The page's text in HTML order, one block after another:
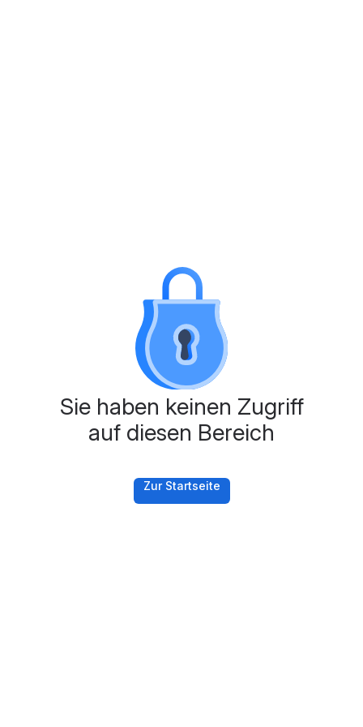
Sie haben keinen Zugriff
auf diesen Bereich
Zur Startseite